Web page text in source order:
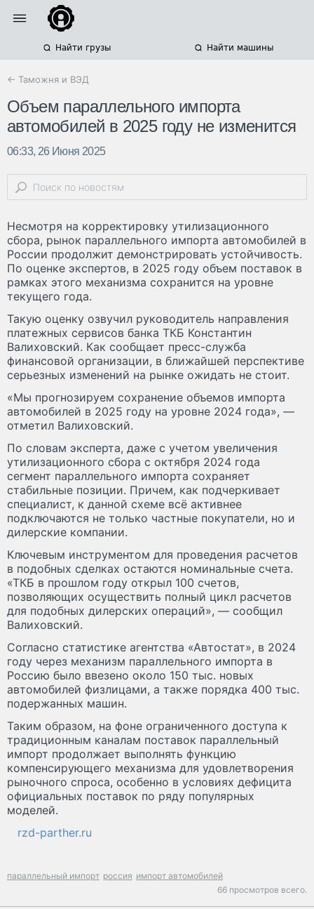
Найти грузы Найти машины
← Таможня и ВЭД
Объем параллельного импорта
автомобилей в 2025 году не изменится
06:33, 26 Июня 2025
Несмотря на корректировку утилизационного
сбора, рынок параллельного импорта автомобилей в
России продолжит демонстрировать устойчивость.
По оценке экспертов, в 2025 году объем поставок в
рамках этого механизма сохранится на уровне
текущего года.
Такую оценку озвучил руководитель направления
платежных сервисов банка ТКБ Константин
Валиховский. Как сообщает пресс-служба
финансовой организации, в ближайшей перспективе
серьезных изменений на рынке ожидать не стоит.
«Мы прогнозируем сохранение объемов импорта
автомобилей в 2025 году на уровне 2024 года», —
отметил Валиховский.
По словам эксперта, даже с учетом увеличения
утилизационного сбора с октября 2024 года
сегмент параллельного импорта сохраняет
стабильные позиции. Причем, как подчеркивает
специалист, к данной схеме всё активнее
подключаются не только частные покупатели, но и
дилерские компании.
Ключевым инструментом для проведения расчетов
в подобных сделках остаются номинальные счета.
«ТКБ в прошлом году открыл 100 счетов,
позволяющих осуществить полный цикл расчетов
для подобных дилерских операций», — сообщил
Валиховский.
Согласно статистике агентства «Автостат», в 2024
году через механизм параллельного импорта в
Россию было ввезено около 150 тыс. новых
автомобилей физлицами, а также порядка 400 тыс.
подержанных машин.
Таким образом, на фоне ограниченного доступа к
традиционным каналам поставок параллельный
импорт продолжает выполнять функцию
компенсирующего механизма для удовлетворения
рыночного спроса, особенно в условиях дефицита
официальных поставок по ряду популярных
моделей.
rzd-parther.ru
параллельный импорт россия импорт автомобилей
66 просмотров всего.